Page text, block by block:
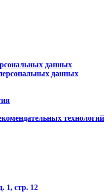
данных
данных
технологий
1, стр. 12